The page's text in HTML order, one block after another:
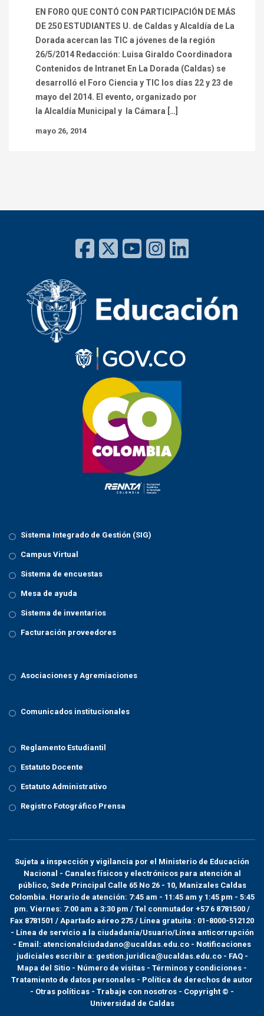
EN FORO QUE CONTÓ CON PARTICIPACIÓN DE MÁS
DE 250 ESTUDIANTES U. de Caldas y Alcaldía de La
Dorada acercan las TIC a jóvenes de la región
26/5/2014 Redacción: Luisa Giraldo Coordinadora
Contenidos de Intranet En La Dorada (Caldas) se
desarrolló el Foro Ciencia y TIC los días 22 y 23 de
mayo del 2014. El evento, organizado por
la Alcaldía Municipal y la Cámara […]
mayo 26, 2014
Sistema Integrado de Gestión (SIG)
Campus Virtual
Sistema de encuestas
Mesa de ayuda
Sistema de inventarios
Facturación proveedores
Asociaciones y Agremiaciones
Comunicados institucionales
Reglamento Estudiantil
Estatuto Docente
Estatuto Administrativo
Registro Fotográfico Prensa
Sujeta a inspección y vigilancia por el Ministerio de Educación
Nacional - Canales físicos y electrónicos para atención al
público, Sede Principal Calle 65 No 26 - 10, Manizales Caldas
Colombia. Horario de atención: 7:45 am - 11:45 am y 1:45 pm - 5:45
pm. Viernes: 7:00 am a 3:30 pm / Tel conmutador +57 6 8781500 /
Fax 8781501 / Apartado aéreo 275 / Línea gratuita : 01-8000-512120
- Línea de servicio a la ciudadanía/Usuario/Línea anticorrupción
- Email: atencionalciudadano@ucaldas.edu.co - Notificaciones
judiciales escribir a: gestion.juridica@ucaldas.edu.co - FAQ -
Mapa del Sitio - Número de visitas - Términos y condiciones -
Tratamiento de datos personales - Política de derechos de autor
- Otras políticas - Trabaje con nosotros - Copyright © -
Universidad de Caldas